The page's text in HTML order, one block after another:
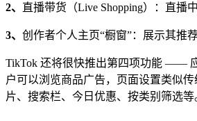
2、 直播带货（Live Shopping）：直播
3、 创作者个人主页“橱窗”：展示其推荐
TikTok 还将很快推出第四项功能 ——
户可以浏览商品广告，页面设置类似
片、搜索栏、今日优惠、按类别筛选等